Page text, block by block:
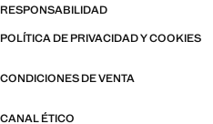
RESPONSABILIDAD
POLÍTICA DE PRIVACIDAD Y COOKIES
CONDICIONES DE VENTA
CANAL ÉTICO